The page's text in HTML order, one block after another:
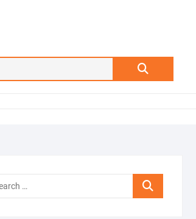
Search
Search